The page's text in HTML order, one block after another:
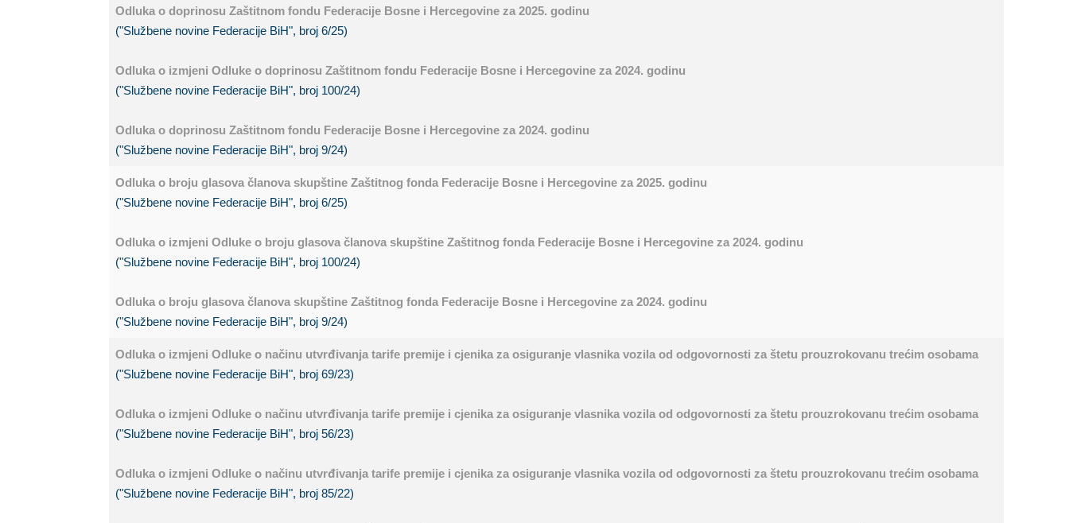
Odluka o doprinosu Zaštitnom fondu Federacije Bosne i Hercegovine za 2025. godinu
("Službene novine Federacije BiH", broj 6/25)
Odluka o izmjeni Odluke o doprinosu Zaštitnom fondu Federacije Bosne i Hercegovine za 2024. godinu
("Službene novine Federacije BiH", broj 100/24)
Odluka o doprinosu Zaštitnom fondu Federacije Bosne i Hercegovine za 2024. godinu
("Službene novine Federacije BiH", broj 9/24)
Odluka o broju glasova članova skupštine Zaštitnog fonda Federacije Bosne i Hercegovine za 2025. godinu
("Službene novine Federacije BiH", broj 6/25)
Odluka o izmjeni Odluke o broju glasova članova skupštine Zaštitnog fonda Federacije Bosne i Hercegovine za 2024. godinu
("Službene novine Federacije BiH", broj 100/24)
Odluka o broju glasova članova skupštine Zaštitnog fonda Federacije Bosne i Hercegovine za 2024. godinu
("Službene novine Federacije BiH", broj 9/24)
Odluka o izmjeni Odluke o načinu utvrđivanja tarife premije i cjenika za osiguranje vlasnika vozila od odgovornosti za štetu prouzrokovanu trećim osobama
("Službene novine Federacije BiH", broj 69/23)
Odluka o izmjeni Odluke o načinu utvrđivanja tarife premije i cjenika za osiguranje vlasnika vozila od odgovornosti za štetu prouzrokovanu trećim osobama
("Službene novine Federacije BiH", broj 56/23)
Odluka o izmjeni Odluke o načinu utvrđivanja tarife premije i cjenika za osiguranje vlasnika vozila od odgovornosti za štetu prouzrokovanu trećim osobama
("Službene novine Federacije BiH", broj 85/22)